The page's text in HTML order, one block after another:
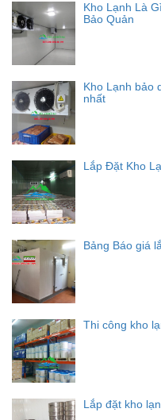
Kho Lạnh Là
Bảo Quản
Kho Lạnh bảo
nhất
Lắp Đặt Kho
Bảng Báo giá
Thi công kho
Lắp đặt kho